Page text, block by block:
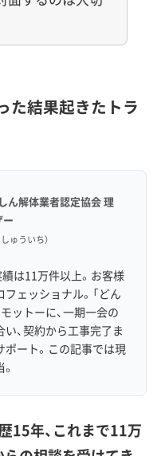
た結果起きたトラ
ん解体業者認定協会 理
ー
ゅういち）
は11万件以上。お客様
ェッショナル。「どん
ットーに、一期一会の
、契約から工事完了ま
ート。この記事では現
15年、これまで11万